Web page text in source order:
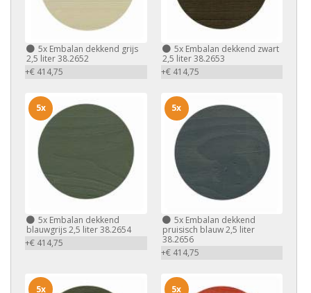
5x Embalan dekkend grijs
2,5 liter 38.2652
+€ 414,75
5xEmbalan dekkend zwart
2,5 liter 38.2653
+€ 414,75
5x Embalan dekkend
blauwgrijs 2,5 liter 38.2654
+€ 414,75
5x
5xEmbalan dekkend
pruisisch blauw 2,5 liter
38.2656
+€ 414,75
5x
5x 5x